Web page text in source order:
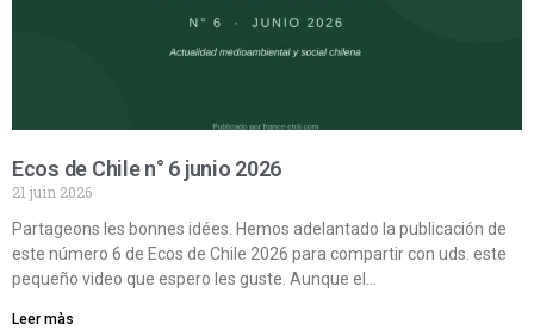
Ecos de Chile n° 6 junio 2026
21 juin 2026
Partageons les bonnes idées. Hemos adelantado la publicación de
este número 6 de Ecos de Chile 2026 para compartir con uds. este
pequeño video que espero les guste. Aunque el…
Leer màs